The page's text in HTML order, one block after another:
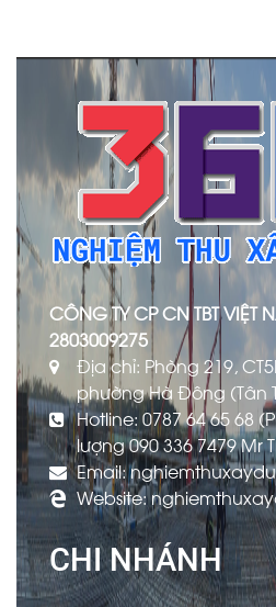
CÔNG TY CP CN TBT VIỆT
2803009275
Địa chỉ: Phòng 219,
phường Hà Đông (Tân
Hotline: 0787 64 65 68
lượng 090 336 7479 Mr
Email:
Website:
CHI NHÁNH